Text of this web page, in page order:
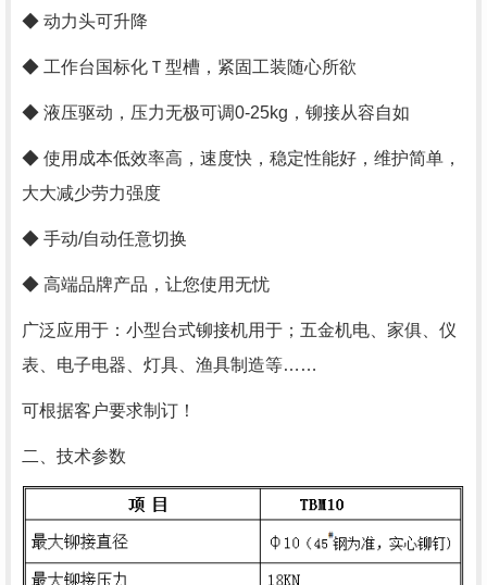
◆ 动力头可升降
◆ 工作台国标化Ｔ型槽，紧固工装随心所欲
◆ 液压驱动，压力无极可调0-25kg，铆接从容自如
◆ 使用成本低效率高，速度快，稳定性能好，维护简单，
大大减少劳力强度
◆ 手动/自动任意切换
◆ 高端品牌产品，让您使用无忧
广泛应用于：小型台式铆接机用于；五金机电、家俱、仪
表、电子电器、灯具、渔具制造等……
可根据客户要求制订！
二、技术参数